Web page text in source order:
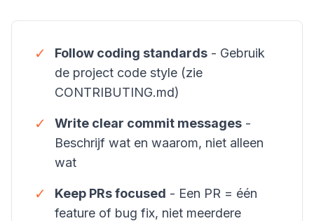
✓ Follow coding standards - Gebruik
de project code style (zie
CONTRIBUTING.md)
✓ Write clear commit messages -
Beschrijf wat en waarom, niet alleen
wat
✓ Keep PRs focused - Een PR = één
feature of bug fix, niet meerdere